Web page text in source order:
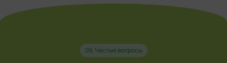
09. Частые вопросы